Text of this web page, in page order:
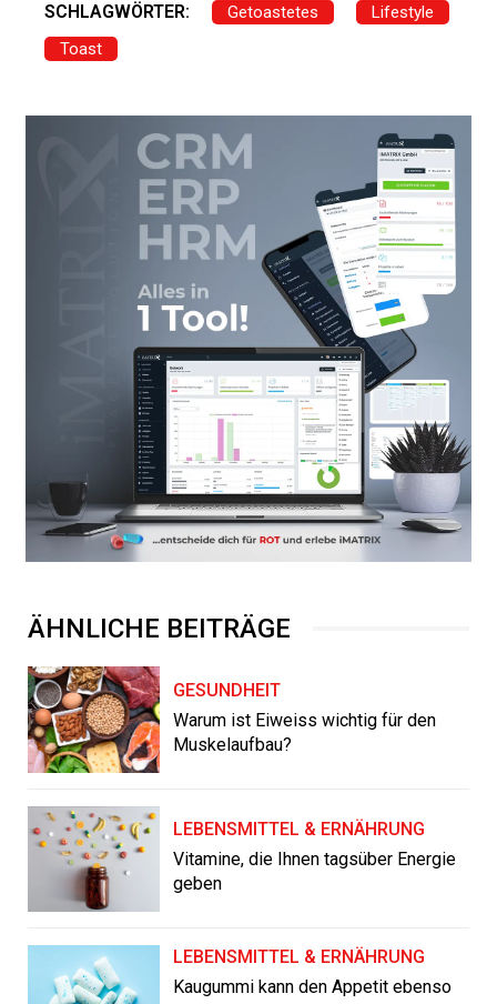
SCHLAGWÖRTER: Getoastetes
Lifestyle
Toast
ÄHNLICHE BEITRÄGE
GESUNDHEIT
Warum ist Eiweiss wichtig für den
Muskelaufbau?
LEBENSMITTEL & ERNÄHRUNG
Vitamine, die Ihnen tagsüber Energie
geben
LEBENSMITTEL & ERNÄHRUNG
Kaugummi kann den Appetit ebenso